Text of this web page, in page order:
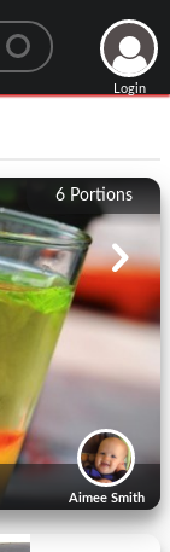
Login
6 Portions
Aimee Smith